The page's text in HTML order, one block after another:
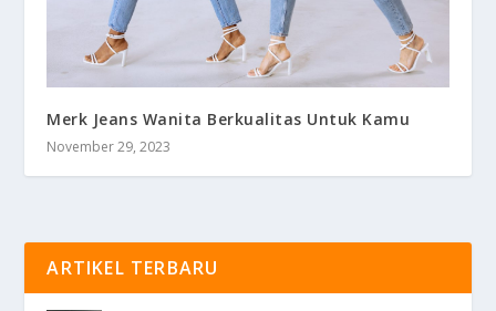
Merk Jeans Wanita Berkualitas Untuk Kamu
November 29, 2023
ARTIKEL TERBARU